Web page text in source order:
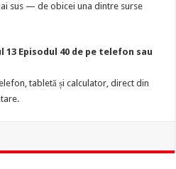
sus — de obicei una dintre surse
Episodul 40 de pe telefon sau
tabletă și calculator, direct din